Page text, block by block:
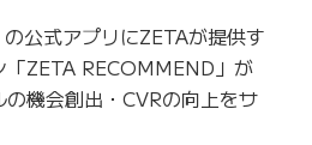
公式アプリにZETAが提供す
「ZETA RECOMMEND」が
機会創出・CVRの向上をサ